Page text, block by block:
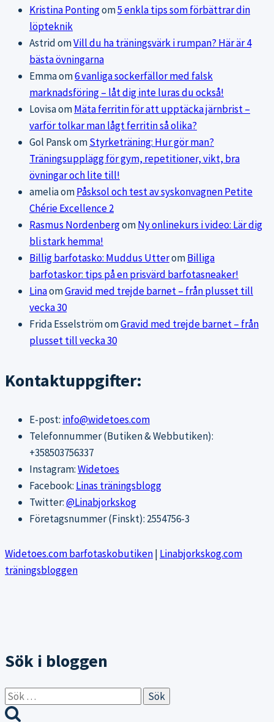
Kristina Pontingom5 enkla tips som förbättrar din
löpteknik
AstridomVill du ha träningsvärk i rumpan? Här är 4
bästa övningarna
Emmaom6 vanliga sockerfällor med falsk
marknadsföring – låt dig inte luras du också!
LovisaomMäta ferritin för att upptäcka järnbrist –
varför tolkar man lågt ferritin så olika?
Gol PanskomStyrketräning: Hur gör man?
Träningsupplägg för gym, repetitioner, vikt, bra
övningar och lite till!
ameliaomPåsksol och test av syskonvagnen Petite
Chérie Excellence 2
Rasmus NordenbergomNy onlinekurs i video: Lär dig
bli stark hemma!
Billig barfotasko: Muddus UtteromBilliga
barfotaskor: tips på en prisvärd barfotasneaker!
LinaomGravid med trejde barnet – från plusset till
vecka 30
Frida EsselströmomGravid med trejde barnet – från
plusset till vecka 30
Kontaktuppgifter:
E-post: info@widetoes.com
Telefonnummer (Butiken & Webbutiken):
+358503756337
Instagram:Widetoes
Facebook: Linas träningsblogg
Twitter:@Linabjorkskog
Företagsnummer (Finskt): 2554756-3
Widetoes.com barfotaskobutiken| Linabjorkskog.com
träningsbloggen
Sök i bloggen
Sök
efter: